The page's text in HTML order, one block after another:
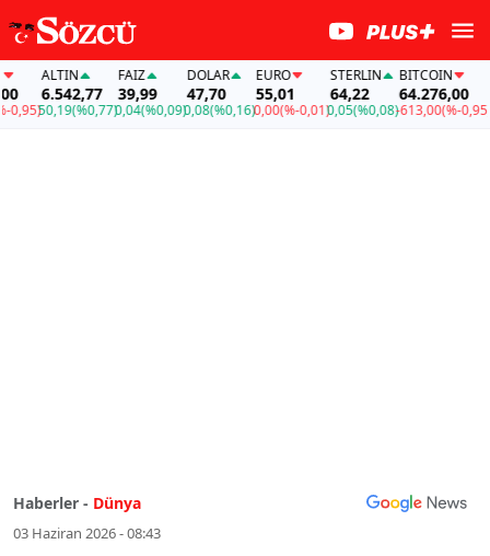
ALTIN
6.542,77
50,19(%0,77)
FAİZ
39,99
0,04(%0,09)
DOLAR
47,70
0,08(%0,16)
EURO
55,01
0,00(%-0,01)
STERLIN
64,22
0,05(%0,08)
BITCOIN
64.276,00
-613,00(%-0,95)
Haberler - Dünya
03 Haziran 2026 - 08:43